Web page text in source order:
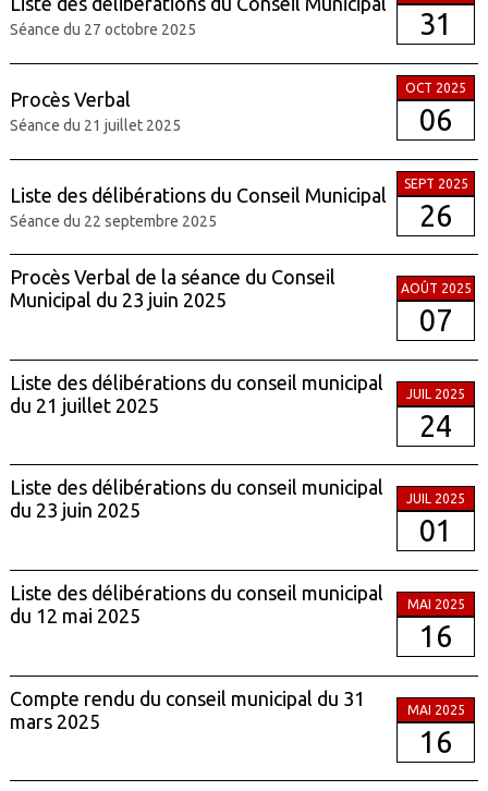
Séance du 27 octobre 2025 31
Procès Verbal
Séance du 21 juillet 2025
OCT 2025
06
Liste des délibérations du Conseil Municipal
Séance du 22 septembre 2025
SEPT 2025
26
Procès Verbal de la séance du Conseil
Municipal du 23 juin 2025
AOÛT 2025
07
Liste des délibérations du conseil municipal
du 21 juillet 2025
JUIL 2025
24
Liste des délibérations du conseil municipal
du 23 juin 2025
JUIL 2025
01
Liste des délibérations du conseil municipal
du 12 mai 2025
MAI 2025
16
Compte rendu du conseil municipal du 31
mars 2025
MAI 2025
16